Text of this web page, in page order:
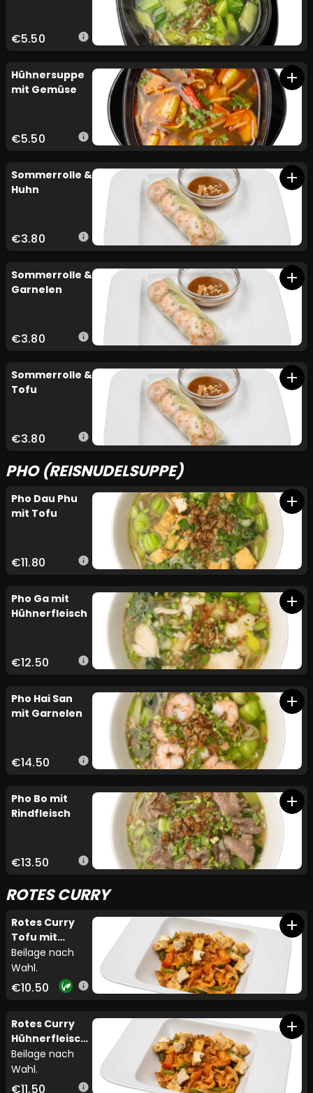
€5.50 info
Hühnersuppe
mit Gemüse
€5.50 info
add
Sommerrolle &
Huhn
€3.80 info
add
Sommerrolle &
Garnelen
€3.80 info
add
Sommerrolle &
Tofu
€3.80 info
add
PHO (REISNUDELSUPPE)
Pho Dau Phu
mit Tofu
€11.80 info
add
Pho Ga mit
Hühnerfleisch
€12.50 info
add
Pho Hai San
mit Garnelen
€14.50 info
add
Pho Bo mit
Rindfleisch
€13.50 info
add
ROTES CURRY
Rotes Curry
Tofu mit
Gemüse
Beilage nach
Wahl.
€10.50 info
add
Rotes Curry
Hühnerfleisch
mit Gemüse
Beilage nach
Wahl.
€11.50 info
add